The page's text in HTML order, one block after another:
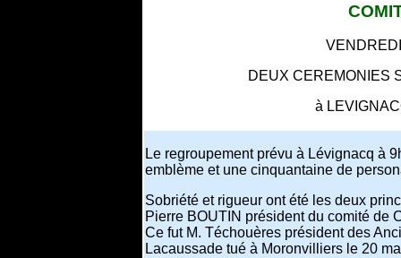
DEUX CEREMONIES
à
Le regroupement prévu à Lévignacq à
emblème et une cinquantaine de
Sobriété et rigueur ont été les deux
Pierre BOUTIN président du comité de
Ce fut M. Téchouères président des
Lacaussade tué à Moronvilliers le 20